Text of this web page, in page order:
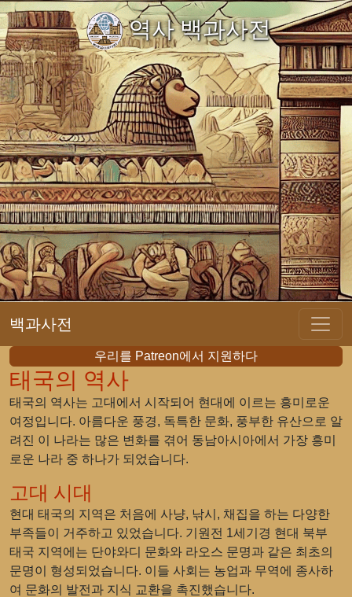
역사 백과사전
백과사전
우리를 Patreon에서 지원하다
태국의 역사
태국의 역사는 고대에서 시작되어 현대에 이르는 흥미로운
여정입니다. 아름다운 풍경, 독특한 문화, 풍부한 유산으로 알
려진 이 나라는 많은 변화를 겪어 동남아시아에서 가장 흥미
로운 나라 중 하나가 되었습니다.
고대 시대
현대 태국의 지역은 처음에 사냥, 낚시, 채집을 하는 다양한
부족들이 거주하고 있었습니다. 기원전 1세기경 현대 북부
태국 지역에는 단야와디 문화와 라오스 문명과 같은 최초의
문명이 형성되었습니다. 이들 사회는 농업과 무역에 종사하
여 문화의 발전과 지식 교환을 촉진했습니다.